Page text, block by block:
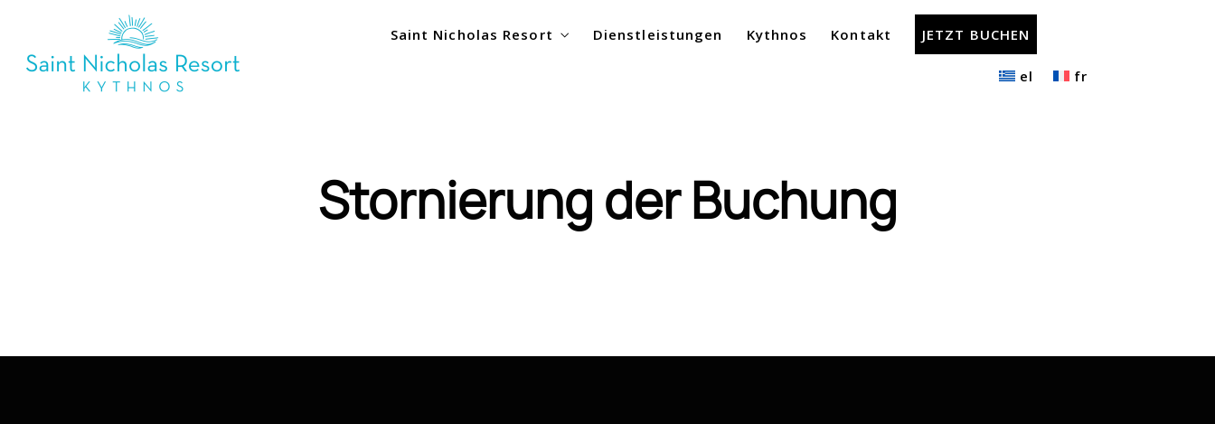
Saint Nicholas Resort Dienstleistungen Kythnos Kontakt JETZT BUCHEN
fr
el
Stornierung der Buchung